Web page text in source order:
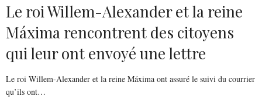
Le roi Willem-Alexander et la reine
Máxima rencontrent des citoyens
qui leur ont envoyé une lettre
Le roi Willem-Alexander et la reine Máxima ont assuré le suivi du courrier
qu’ils ont…